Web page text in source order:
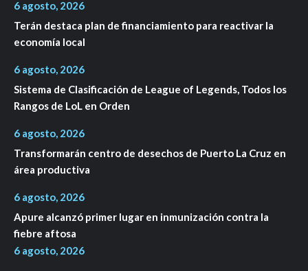
6 agosto, 2026
Terán destaca plan de financiamiento para reactivar la
economía local
6 agosto, 2026
Sistema de Clasificación de League of Legends, Todos los
Rangos de LoL en Orden
6 agosto, 2026
Transformarán centro de desechos de Puerto La Cruz en
área productiva
6 agosto, 2026
Apure alcanzó primer lugar en inmunización contra la
fiebre aftosa
6 agosto, 2026